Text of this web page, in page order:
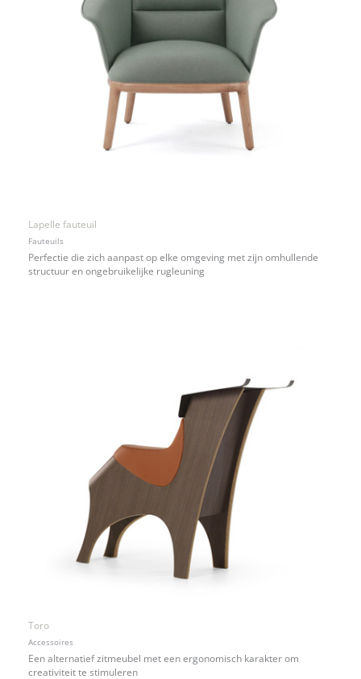
Lapelle fauteuil
Fauteuils
Perfectie die zich aanpast op elke omgeving met zijn omhullende
structuur en ongebruikelijke rugleuning
Toro
Accessoires
Een alternatief zitmeubel met een ergonomisch karakter om
creativiteit te stimuleren